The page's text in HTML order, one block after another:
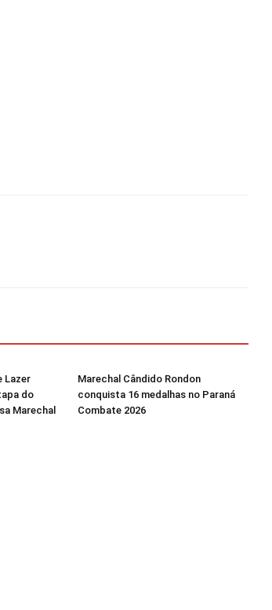
Lazer
do
Marechal
Marechal Cândido Rondon
conquista 16 medalhas no Paraná
Combate 2026